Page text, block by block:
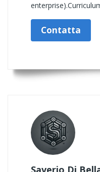
Contatta
Saverio Di